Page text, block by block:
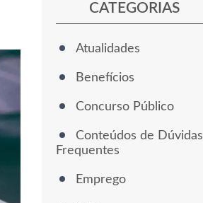
CATEGORIAS
Atualidades
Benefícios
Concurso Público
Conteúdos de Dúvidas
Frequentes
Emprego